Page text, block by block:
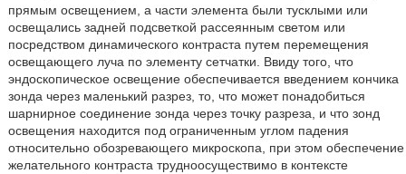
прямым освещением, а части элемента были тусклыми или
освещались задней подсветкой рассеянным светом или
посредством динамического контраста путем перемещения
освещающего луча по элементу сетчатки. Ввиду того, что
эндоскопическое освещение обеспечивается введением кончика
зонда через маленький разрез, то, что может понадобиться
шарнирное соединение зонда через точку разреза, и что зонд
освещения находится под ограниченным углом падения
относительно обозревающего микроскопа, при этом обеспечение
желательного контраста трудноосуществимо в контексте